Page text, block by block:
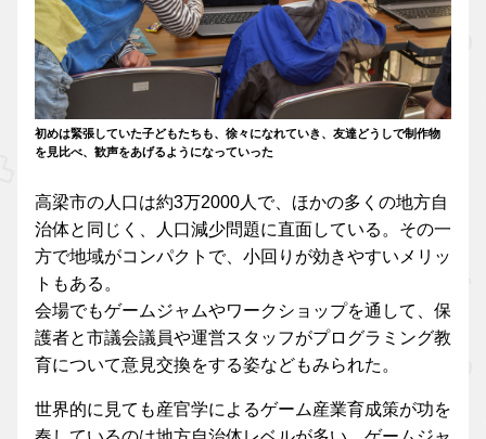
初めは緊張していた子どもたちも、徐々になれていき、友達どうしで制作物
を見比べ、歓声をあげるようになっていった
高梁市の人口は約3万2000人で、ほかの多くの地方自
治体と同じく、人口減少問題に直面している。その一
方で地域がコンパクトで、小回りが効きやすいメリッ
トもある。
会場でもゲームジャムやワークショップを通して、保
護者と市議会議員や運営スタッフがプログラミング教
育について意見交換をする姿などもみられた。
世界的に見ても産官学によるゲーム産業育成策が功を